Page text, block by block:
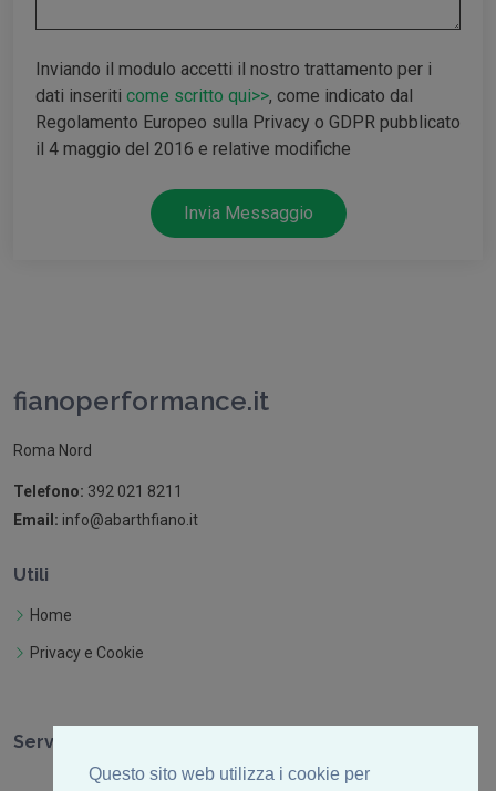
Questo sito web utilizza i cookie per
Inviando il modulo accetti il nostro trattamento per i
dati inseriti come scritto qui>>, come indicato dal
Regolamento Europeo sulla Privacy o GDPR pubblicato
il 4 maggio del 2016 e relative modifiche
Invia Messaggio
fianoperformance.it
Roma Nord
Telefono: 392 021 8211
Email: info@abarthfiano.it
Utili
Home
Privacy e Cookie
Servizi